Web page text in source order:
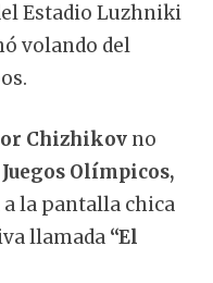
Estadio Luzhniki
volando del
Chizhikov no
Juegos Olímpicos,
la pantalla chica
llamada “El